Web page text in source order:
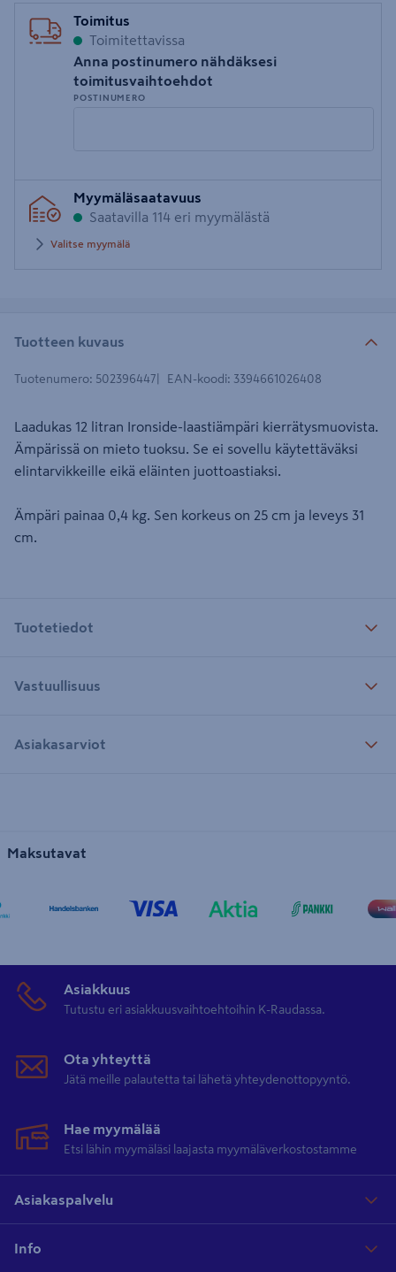
Toimitus
Toimitettavissa
Anna postinumero nähdäksesi
toimitusvaihtoehdot
POSTINUMERO
postinumero
Myymäläsaatavuus
Saatavilla 114 eri myymälästä
Valitse myymälä
Tuotteen kuvaus
Tuotenumero: 502396447 EAN-koodi: 3394661026408
Laadukas 12 litran Ironside-laastiämpäri kierrätysmuovista.
Ämpärissä on mieto tuoksu. Se ei sovellu käytettäväksi
elintarvikkeille eikä eläinten juottoastiaksi.
Ämpäri painaa 0,4 kg. Sen korkeus on 25 cm ja leveys 31
cm.
Tuotetiedot
Vastuullisuus
Asiakasarviot
Maksutavat
Asiakkuus
Tutustu eri asiakkuusvaihtoehtoihin K-Raudassa.
Ota yhteyttä
Jätä meille palautetta tai lähetä yhteydenottopyyntö.
Hae myymälää
Etsi lähin myymäläsi laajasta myymäläverkostostamme
Asiakaspalvelu
Info